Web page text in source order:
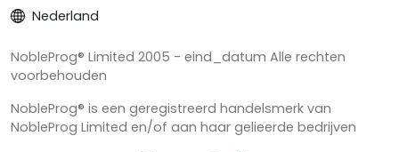
Nederland
NobleProg® Limited 2005 - eind_datum Alle rechten
voorbehouden
NobleProg® is een geregistreerd handelsmerk van
NobleProg Limited en/of aan haar gelieerde bedrijven